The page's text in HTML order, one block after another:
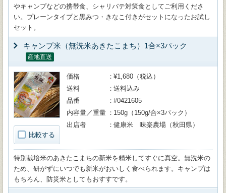
やキャンプなどの携帯食、シャリバテ対策食としてご利用くださ
い。プレーンタイプと黒みつ・きなこ付きがセットになったお試し
セット。
キャンプ米（無洗米あきたこまち）1合×3パック
産地直送
比較する
価格
¥1,680（税込）
送料
送料込み
品番
#0421605
内容量／重量
150g（150g/合×3パック）
出店者
健康米 味楽農場（秋田県）
特別栽培米のあきたこまちの新米を精米してすぐに真空。無洗米の
ため、研がずにいつでも新米がおいしく食べられます。キャンプは
もちろん、防災米としてもおすすです。